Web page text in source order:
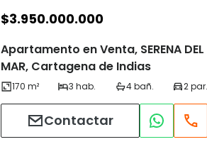
$3.950.000.000
Apartamento en Venta, SERENA DEL
MAR, Cartagena de Indias
Contactar